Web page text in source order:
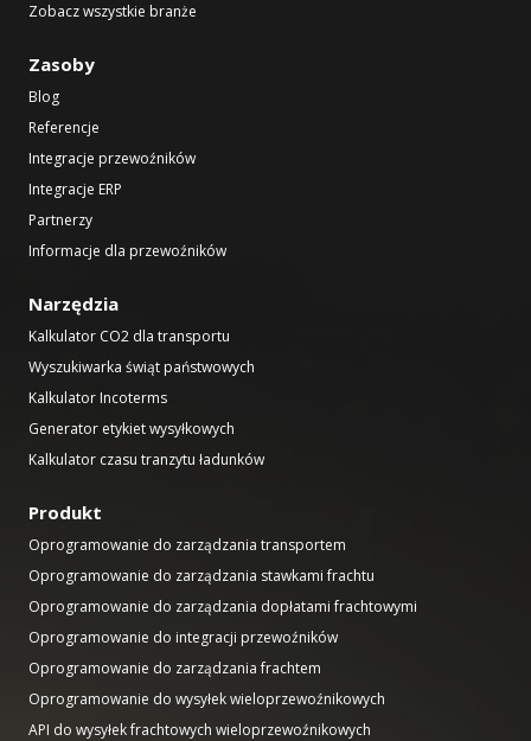
Zobacz wszystkie branże
Zasoby
Blog
Referencje
Integracje przewoźników
Integracje ERP
Partnerzy
Informacje dla przewoźników
Narzędzia
Kalkulator CO2 dla transportu
Wyszukiwarka świąt państwowych
Kalkulator Incoterms
Generator etykiet wysyłkowych
Kalkulator czasu tranzytu ładunków
Produkt
Oprogramowanie do zarządzania transportem
Oprogramowanie do zarządzania stawkami frachtu
Oprogramowanie do zarządzania dopłatami frachtowymi
Oprogramowanie do integracji przewoźników
Oprogramowanie do zarządzania frachtem
Oprogramowanie do wysyłek wieloprzewoźnikowych
API do wysyłek frachtowych wieloprzewoźnikowych